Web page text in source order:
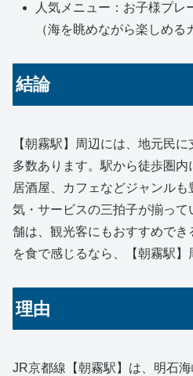
人気メニュー：お子様プレ
（海を眺めながら楽しめる
結論
【朝霧駅】周辺には、地元民
多数あります。駅から徒歩圏内
居酒屋、カフェなどジャンル
気・サービスの三拍子が揃っ
舗は、観光客にもおすすめで
を食で感じるなら、【朝霧駅】
理由
JR京都線【朝霧駅】は、明石